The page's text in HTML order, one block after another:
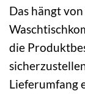
Das hängt
die
Lieferumfang